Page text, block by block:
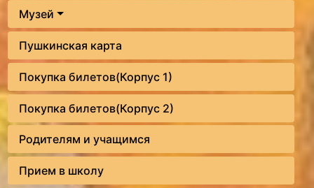
Музей
Пушкинская карта
Покупка билетов(Корпус 1)
Покупка билетов(Корпус 2)
Родителям и учащимся
Прием в школу